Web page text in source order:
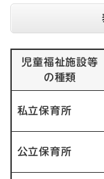
児童福祉施設等
の種類
私立保育所
公立保育所